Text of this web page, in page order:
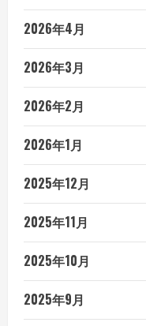
2026年4月
2026年3月
2026年2月
2026年1月
2025年12月
2025年11月
2025年10月
2025年9月